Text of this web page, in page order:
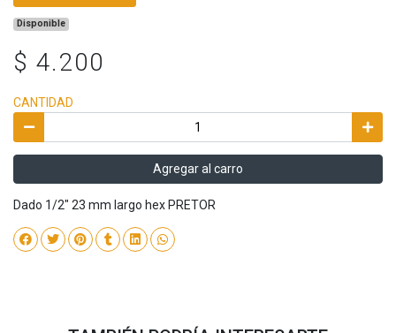
Disponible
$ 4.200
CANTIDAD
Agregar al carro
Dado 1/2" 23 mm largo hex PRETOR